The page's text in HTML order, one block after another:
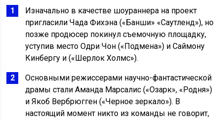
Изначально в качестве шоураннера на проект
пригласили Чада Фихэна («Банши» «Саутленд»), но
позже продюсер покинул съемочную площадку,
уступив место Одри Чон («Подмена») и Саймону
Кинбергу и («Шерлок Холмс»).
Основными режиссерами научно-фантастической
драмы стали Аманда Марсалис («Озарк», «Родня»)
и Якоб Вербрюгген («Черное зеркало»). В
настоящий момент никто из команды не говорит,